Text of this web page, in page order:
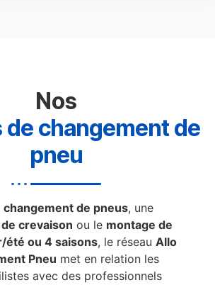
Nos
changement de
pneu
changement de pneus, une
crevaison ou le montage de
été ou 4 saisons, le réseau Allo
Pneu met en relation les
avec des professionnels